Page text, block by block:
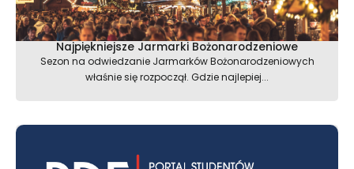
Najpiękniejsze Jarmarki Bożonarodzeniowe
Sezon na odwiedzanie Jarmarków Bożonarodzeniowych
właśnie się rozpoczął. Gdzie najlepiej...